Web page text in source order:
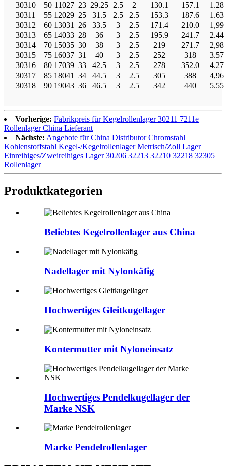
30310
50 11027 23 29.25 2.5 2 130.1 157.1
1.28
30311
55 12029 25 31.5 2.5 2.5 153.3 187.6
1.63
30312
60 13031 26 33.5 3 2.5 171.4 210.0
1,99
30313
65 14033 28 36 3 2.5 195.9 241.7
2.44
30314
70 15035 30 38 3 2.5 219 271.7
2,98
30315
75 16037 31 40 3 2.5 252 318
3.57
30316
80 17039 33 42.5 3 2.5 278 352.0
4.27
30317
85 18041 34 44.5 3 2.5 305 388
4,96
30318
90 19043 36 46.5 3 2.5 342 440 5.55
Vorherige: Fabrikpreis für Kegelrollenlager 30211 7211e
Rollenlager China Lieferant
Nächste: Angebote für China Distributor Chromstahl
Kohlenstoffstahl Kegel-/Kegelrollenlager Metrisch/Zoll Lager
Einreihiges/Zweireihiges Lager 30206 32213 32210 32218 32305
Rollenlager
Produktkategorien
Beliebtes Kegelrollenlager aus China
Nadellager mit Nylonkäfig
Hochwertiges Gleitkugellager
Kontermutter mit Nyloneinsatz
Hochwertiges Pendelkugellager der
Marke NSK
Marke Pendelrollenlager